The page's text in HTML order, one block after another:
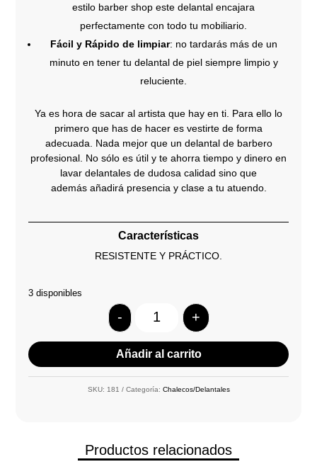
estilo barber shop este delantal encajara
perfectamente con todo tu mobiliario.
Fácil y Rápido de limpiar: no tardarás más de un
minuto en tener tu delantal de piel siempre limpio y
reluciente.
Ya es hora de sacar al artista que hay en ti. Para ello lo
primero que has de hacer es vestirte de forma
adecuada. Nada mejor que un delantal de barbero
profesional. No sólo es útil y te ahorra tiempo y dinero en
lavar delantales de dudosa calidad sino que
además añadirá presencia y clase a tu atuendo.
Características
RESISTENTE Y PRÁCTICO.
3 disponibles
Quantity
- +
Añadir al carrito
SKU: 181 Categoría: Chalecos/Delantales
Productos relacionados